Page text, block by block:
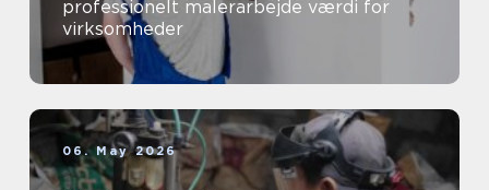
professionelt malerarbejde værdi for
virksomheder
06. May 2026